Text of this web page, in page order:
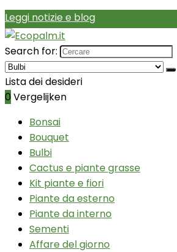
Leggi notizie e blog
Search for:
Lista dei desideri
0 Vergelijken
Bonsai
Bouquet
Bulbi
Cactus e piante grasse
Kit piante e fiori
Piante da esterno
Piante da interno
Sementi
Affare del giorno